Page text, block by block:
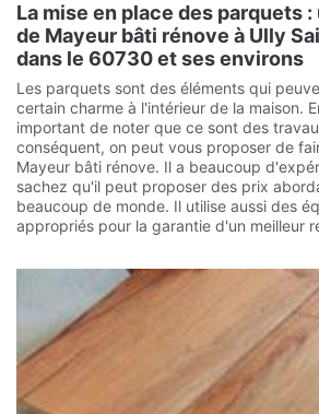
La mise en place des parquets
de Mayeur bâti rénove à Ully
dans le 60730 et ses environs
Les parquets sont des éléments qui
certain charme à l'intérieur de la maison.
important de noter que ce sont des
conséquent, on peut vous proposer de
Mayeur bâti rénove. Il a beaucoup
sachez qu'il peut proposer des prix
beaucoup de monde. Il utilise aussi des
appropriés pour la garantie d'un meilleur